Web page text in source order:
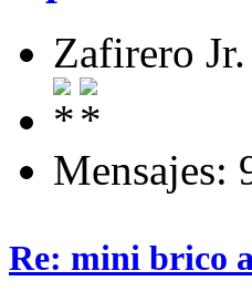
Zafirero Jr.
Mensajes:
Re: mini brico